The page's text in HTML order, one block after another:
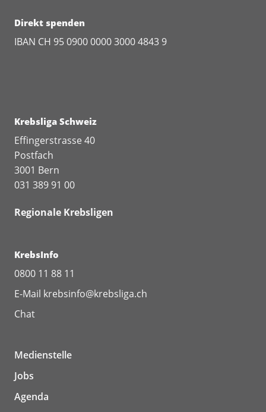
Direkt spenden
IBAN CH 95 0900 0000 3000 4843 9
Krebsliga Schweiz
Effingerstrasse 40
Postfach
3001 Bern
031 389 91 00
Regionale Krebsligen
KrebsInfo
0800 11 88 11
E-Mail krebsinfo@krebsliga.ch
Chat
Medienstelle
Jobs
Agenda